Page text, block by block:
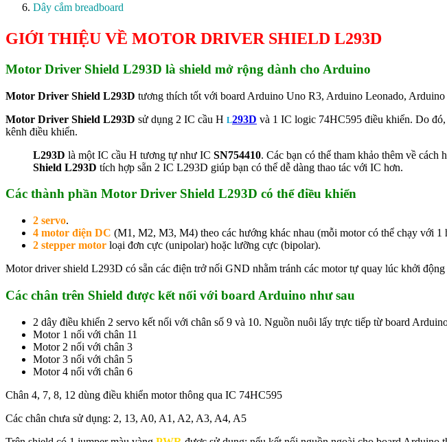
Dây cắm breadboard
GIỚI THIỆU VỀ MOTOR DRIVER SHIELD L293D
Motor Driver Shield L293D là shield mở rộng dành cho Arduino
Motor Driver Shield L293D tương thích tốt với board Arduino Uno R3, Arduino Leonado, Arduino
Motor Driver Shield L293D sử dụng 2 IC cầu H L293D và 1 IC logic 74HC595 điều khiển. Do
kênh điều khiển.
L293D là một IC cầu H tương tự như IC SN754410. Các bạn có thể tham khảo thêm về cách
Shield L293D tích hợp sẵn 2 IC L293D giúp bạn có thể dễ dàng thao tác với IC hơn.
Các thành phần Motor Driver Shield L293D có thể điều khiển
2 servo.
4 motor điện DC (M1, M2, M3, M4) theo các hướng khác nhau (mỗi motor có thể chạy với
2 stepper motor loại đơn cực (unipolar) hoặc lưỡng cực (bipolar).
Motor driver shield L293D có sẵn các điện trở nối GND nhằm tránh các motor tự quay lúc khởi
Các chân trên Shield được kết nối với board Arduino như sau
2 dây điều khiển 2 servo kết nối với chân số 9 và 10. Nguồn nuôi lấy trực tiếp từ board
Motor 1 nối với chân 11
Motor 2 nối với chân 3
Motor 3 nối với chân 5
Motor 4 nối với chân 6
Chân 4, 7, 8, 12 dùng điều khiển motor thông qua IC 74HC595
Các chân chưa sử dụng: 2, 13, A0, A1, A2, A3, A4, A5